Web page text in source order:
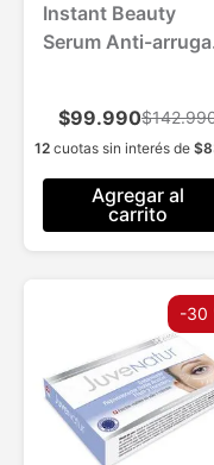
Instant Beauty
Serum Anti-
$99.990
12 cuotas sin interés de $
Agregar al
carrito
-30